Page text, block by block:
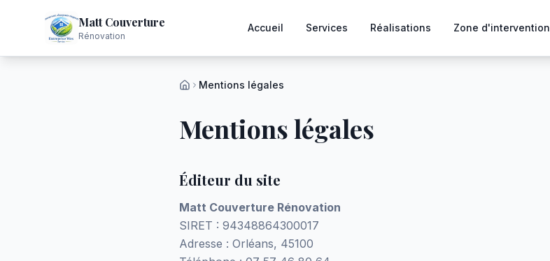
Matt Couverture
Rénovation
Accueil Services Réalisations Zone d'intervention
Mentions légales
Mentions légales
Éditeur du site
Matt Couverture Rénovation
SIRET : 94348864300017
Adresse : Orléans, 45100